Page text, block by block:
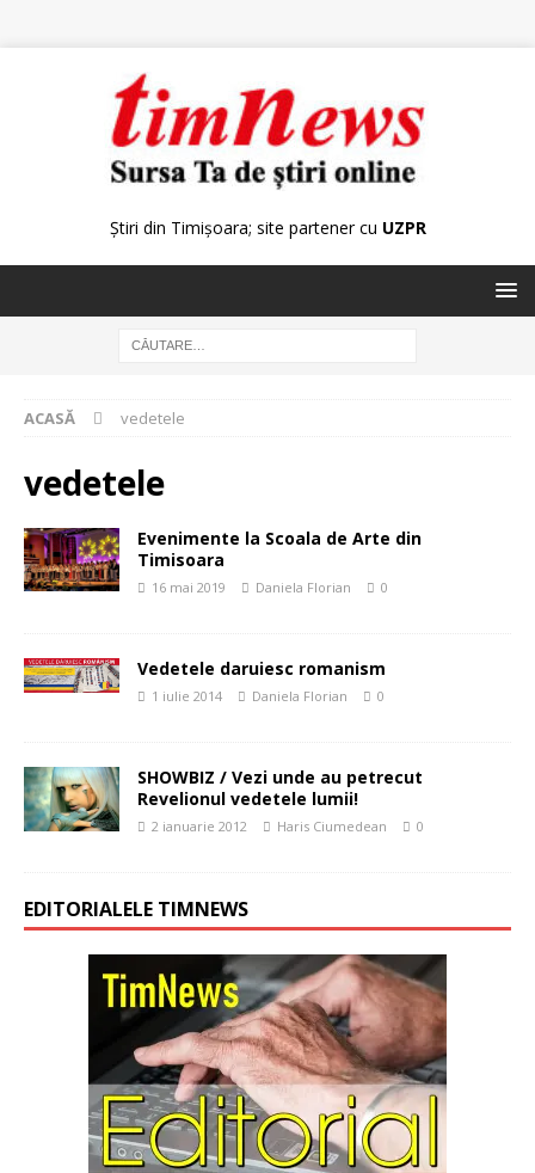
Știri din Timișoara; site partener cu UZPR
ACASĂ vedetele
vedetele
Evenimente la Scoala de Arte din
Timisoara
16 mai 2019 Daniela Florian 0
Vedetele daruiesc romanism
1 iulie 2014 Daniela Florian 0
SHOWBIZ / Vezi unde au petrecut
Revelionul vedetele lumii!
2 ianuarie 2012 Haris Ciumedean 0
EDITORIALELE TIMNEWS